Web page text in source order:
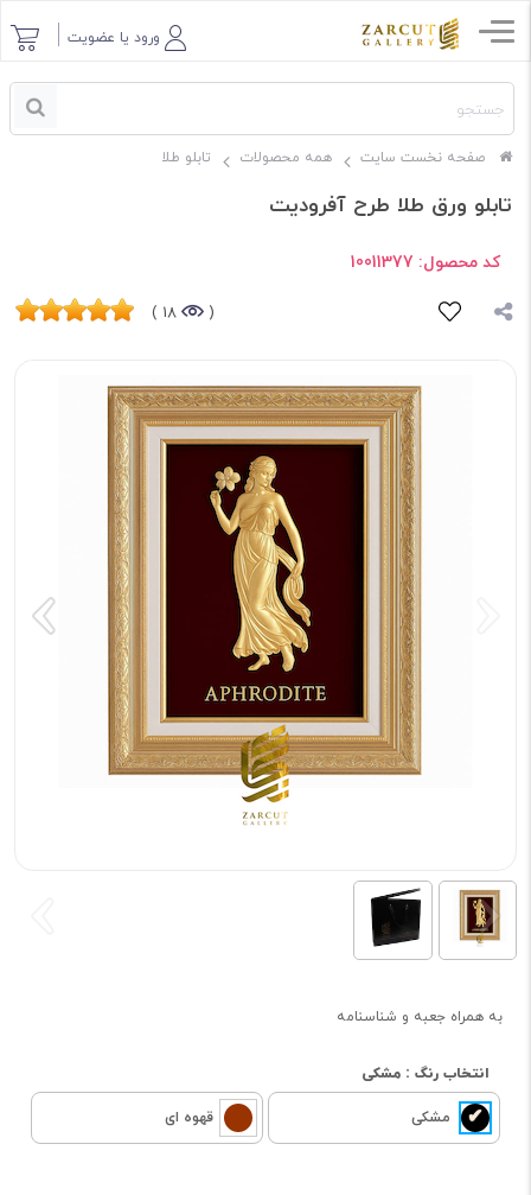
ورود یا عضویت
صفحه نخست سایت همه محصولات تابلو طلا
تابلو ورق طلا طرح آفرودیت
کد محصول: 10011377
(
18 )
به همراه جعبه و شناسنامه
انتخاب رنگ : مشکی
مشکی قهوه ای